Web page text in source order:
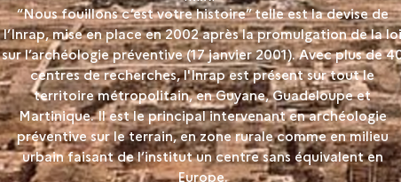
“Nous fouillons c’est votre histoire” telle est la devise de
l’Inrap, mise en place en 2002 après la promulgation de la loi
sur l’archéologie préventive (17 janvier 2001). Avec plus de
centres de recherches, l'Inrap est présent sur tout le
territoire métropolitain, en Guyane, Guadeloupe et
Martinique. Il est le principal intervenant en archéologie
préventive sur le terrain, en zone rurale comme en milieu
urbain faisant de l’institut un centre sans équivalent en
Europe.